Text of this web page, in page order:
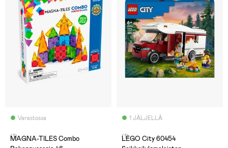
Varastossa
(1)
MAGNA-TILES Combo
1 JÄLJELLÄ
(1)
LEGO City 60454